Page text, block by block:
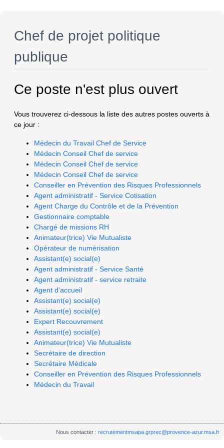
Chef de projet politique
publique
Ce poste n'est plus ouvert
Vous trouverez ci-dessous la liste des autres postes ouverts à
ce jour :
Médecin du Travail Chef de Service
Médecin Conseil Chef de service
Médecin Conseil Chef de service
Médecin Conseil Chef de service
Conseiller en Prévention des Risques Professionnels
Agent administratif - Service Cotisation
Agent Charge du Contrôle et de la Prévention
Gestionnaire comptable
Chargé de missions RH
Animateur(trice) Vie Mutualiste
Opérateur de numérisation
Assistant(e) social(e)
Agent administratif - Service Santé
Agent administratif - service retraite
Agent d'accueil
Assistant(e) social(e)
Assistant(e) social(e)
Expert Recouvrement
Assistant(e) social(e)
Animateur(trice) Vie Mutualiste
Secrétaire de direction
Secrétaire Médicale
Conseiller en Prévention des Risques Professionnels
Médecin du Travail
Nous contacter :recrutementmsapa.grprec@provence-azur.msa.fr